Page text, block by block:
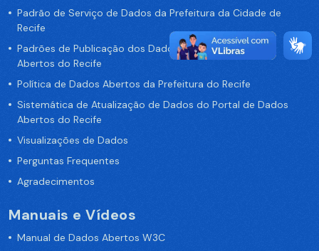
Padrão de Serviço de Dados da Prefeitura da Cidade de
Recife
Padrões de Publicação dos Dados no Portal de Dados
Abertos do Recife
Política de Dados Abertos da Prefeitura do Recife
Sistemática de Atualização de Dados do Portal de Dados
Abertos do Recife
Visualizações de Dados
Perguntas Frequentes
Agradecimentos
Manuais e Vídeos
Manual de Dados Abertos W3C